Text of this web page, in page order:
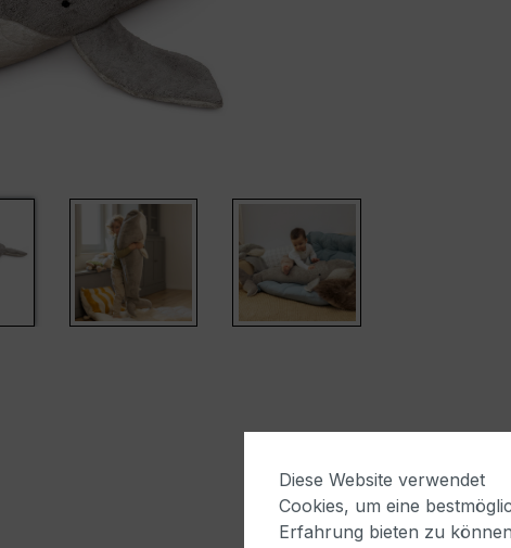
Diese Website verwendet
Cookies, um eine
Erfahrung bieten zu